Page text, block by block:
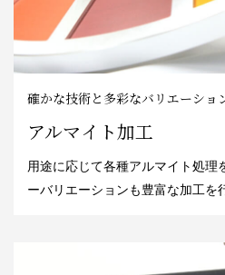
確かな技術と多彩なバリエーショ
アルマイト加工
用途に応じて各種アルマイト処理
ーバリエーションも豊富な加工を